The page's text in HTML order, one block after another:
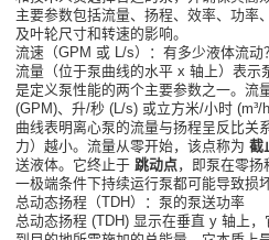
主要参数包括流量、扬程、效率、功率
及叶轮尺寸和转速的影响。
流速（GPM 或 L/s）：有多少液体流动？
流量（位于泵曲线的水平 x 轴上）表示
是定义泵性能的两个主要参数之一。流
(GPM)、升/秒 (L/s) 或立方米/小时 (m³/
曲线表明离心泵的流量与扬程呈反比关
力）越小。流量从零开始，该点称为截
送液体。它终止于跳动点，即泵在零
一极端条件下持续运行泵都可能导致损坏
总动态扬程（TDH）：泵的泵送功率
总动态扬程 (TDH) 显示在垂直 y 轴上